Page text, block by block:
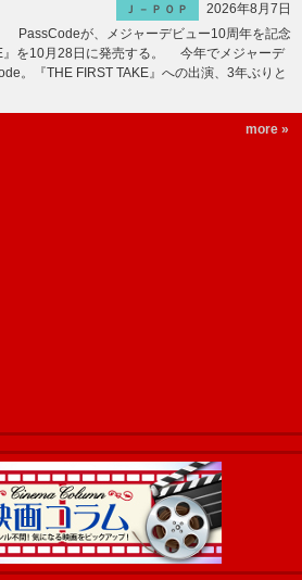
Ｊ－ＰＯＰ
2026年8月7日
PassCodeが、メジャーデビュー10周年を記念
』を10月28日に発売する。 今年でメジャーデ
。『THE FIRST TAKE』への出演、3年ぶりと
more »